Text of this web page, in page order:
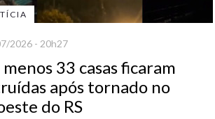
2026 - 20h27
menos 33 casas ficaram
após tornado no
do RS